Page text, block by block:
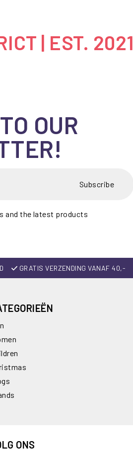
| EST. 2021
OUR
Subscribe
and the latest products
GRATIS VERZENDING VANAF 40,-
ONS